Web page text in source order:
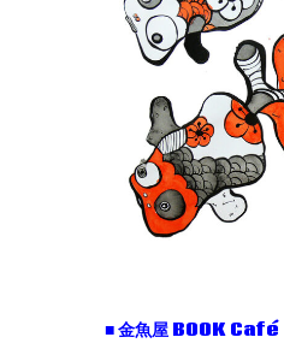
■ 金魚屋 BOOK